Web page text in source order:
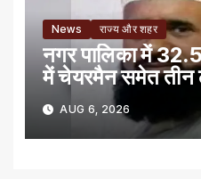
News राज्य और शहर
नगर पालिका में
में चेयरमैन समेत तीन
AUG 6, 2026